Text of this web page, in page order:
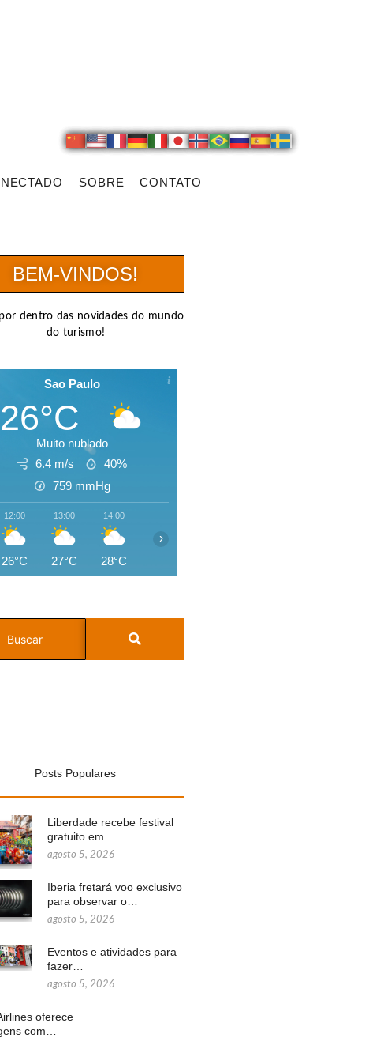
SOBRE CONTATO
BEM-VINDOS!
dentro das novidades do mundo
do turismo!
Sao Paulo
26°C
Muito nublado
6.4 m/s
40%
759 mmHg
12:00
26°C
13:00
27°C
14:00
28°C
›
Posts Populares
Liberdade recebe festival
gratuito em…
agosto 5, 2026
Iberia fretará voo exclusivo
para observar o…
agosto 5, 2026
Eventos e atividades para
fazer…
agosto 5, 2026
oferece
com…